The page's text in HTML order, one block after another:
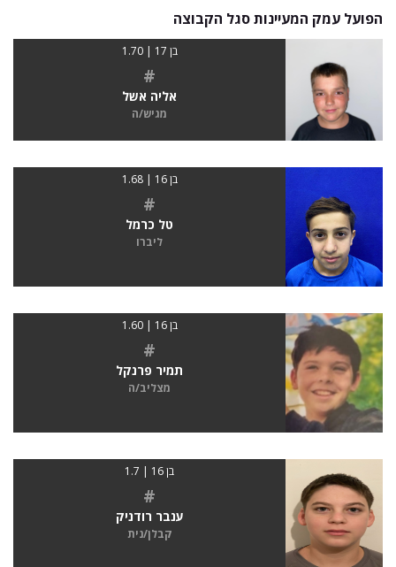
הפועל עמק המעיינות סגל הקבוצה
בן 17 | 1.70
#
אליה אשל
מגיש/ה
בן 16 | 1.68
#
טל כרמל
ליברו
בן 16 | 1.60
#
תמיר פרנקל
מצליב/ה
בן 16 | 1.7
#
ענבר רודניק
קבלן/נית